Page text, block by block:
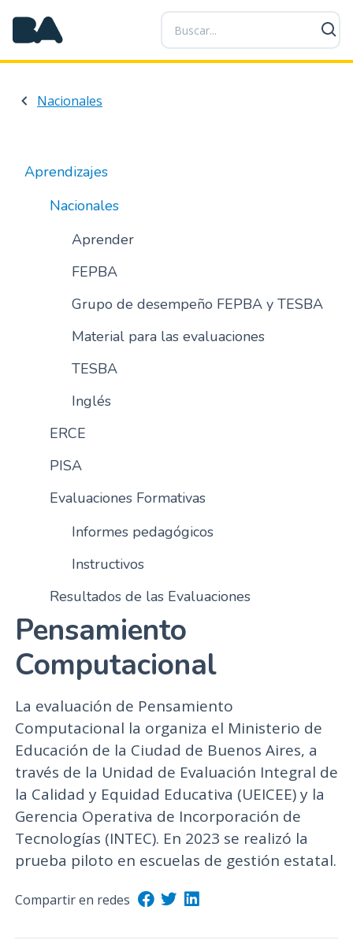
P
a
s
a
p
r
Nacionales
Aprendizajes
Nacionales
Aprender
FEPBA
Grupo de desempeño FEPBA y TESBA
Material para las evaluaciones
TESBA
Inglés
ERCE
PISA
Evaluaciones Formativas
Informes pedagógicos
Instructivos
Resultados de las Evaluaciones
Pensamiento
Computacional
La evaluación de Pensamiento
Computacional la organiza el Ministerio de
Educación de la Ciudad de Buenos Aires, a
través de la Unidad de Evaluación Integral de
la Calidad y Equidad Educativa (UEICEE) y la
Gerencia Operativa de Incorporación de
Tecnologías (INTEC). En 2023 se realizó la
prueba piloto en escuelas de gestión estatal.
Compartir en redes